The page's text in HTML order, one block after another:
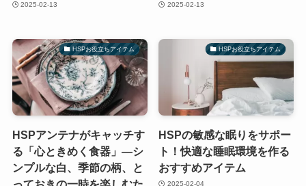
2025-02-13 2025-02-13
HSPお役立ちアイテム
HSPアンテナがキャッチす
る「心ときめく食器」—シ
ンプルな白、季節の柄、と
HSPお役立ちアイテム
HSPの敏感な眠りをサポー
ト！快適な睡眠環境を作る
おすすめアイテム
2025-02-04